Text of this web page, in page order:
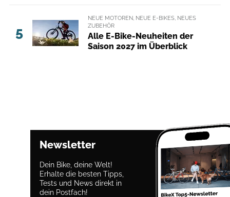
5
NEUE MOTOREN, NEUE E-BIKES, NEUES
ZUBEHÖR
Alle E-Bike-Neuheiten der
Saison 2027 im Überblick
Newsletter
Dein Bike, deine Welt!
Erhalte die besten Tipps,
Tests und News direkt in
dein Postfach!